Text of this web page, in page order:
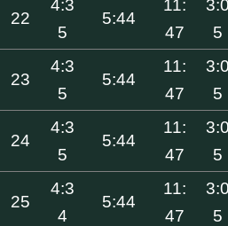
22
4:3
5
5:44
11:
47
3:0
5
23
4:3
5
5:44
11:
47
3:0
5
24
4:3
5
5:44
11:
47
3:0
5
25
4:3
4
5:44
11:
47
3:0
5